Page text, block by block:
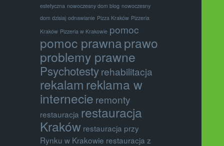
estetyczna nowoczesny dom blog nowoczesny
dom dzisiaj odnawianie Pizza Kraków Pizzeria
Kraków Pizzeria w Krakowie pomoc
pomoc prawnaprawo
problemy prawne
Psychotestyrehabilitacja
rekalam reklama w
internecie remonty
restauracja restauracja
Kraków restauracja przy
Rynku w Krakowie restauracja z